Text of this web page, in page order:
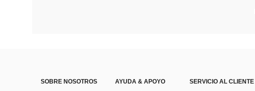
SOBRE NOSOTROS
AYUDA & APOYO
SERVICIO AL CLIENTE